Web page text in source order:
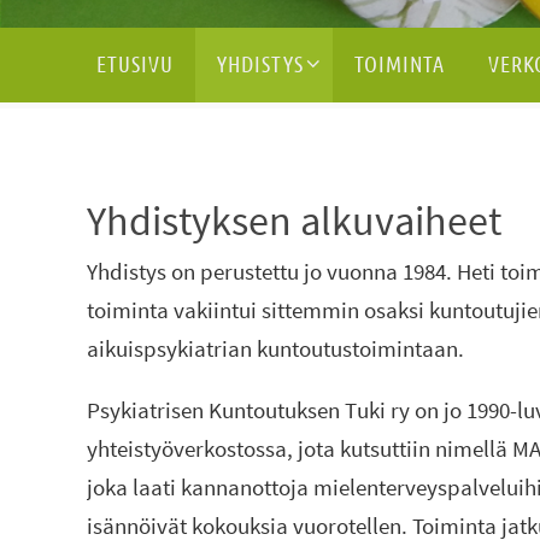
ETUSIVU YHDISTYS TOIMINTA
Yhdistyksen alkuvaiheet
Yhdistys on perustettu jo vuonna 1984. Heti
toiminta vakiintui sittemmin osaksi
aikuispsykiatrian kuntoutustoimintaan.
Psykiatrisen Kuntoutuksen Tuki ry on jo
yhteistyöverkostossa, jota kutsuttiin nimellä
joka laati kannanottoja
isännöivät kokouksia vuorotellen. Toiminta